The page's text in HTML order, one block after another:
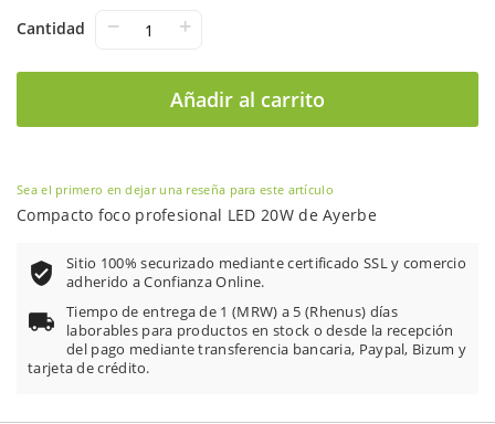
Cantidad − +
Añadir al carrito
de
Sea el primero en dejar una reseña para este artículo
Compacto foco profesional LED 20W de Ayerbe
Sitio 100% securizado mediante certificado SSL y comercio
adherido a Confianza Online.
Tiempo de entrega de 1 (MRW) a 5 (Rhenus) días
laborables para productos en stock o desde la recepción
del pago mediante transferencia bancaria, Paypal, Bizum y
tarjeta de crédito.